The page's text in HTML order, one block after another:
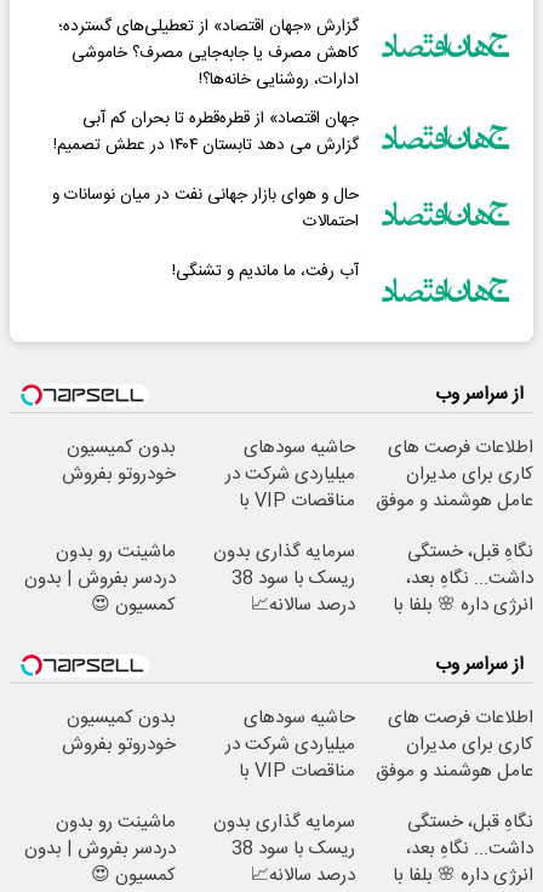
گزارش «جهان اقتصاد» از تعطیلی‌های گسترده؛
کاهش مصرف یا جابه‌جایی مصرف؟ خاموشی
ادارات، روشنایی خانه‌ها؟!
جهان اقتصاد» از قطره‌قطره تا بحران کم آبی
گزارش می دهد تابستان ۱۴۰۴ در عطش تصمیم!
حال و هوای بازار جهانی نفت در میان نوسانات و
احتمالات
آب رفت، ما ماندیم و تشنگی!
از سراسر وب
اطلاعات فرصت های
کاری برای مدیران
عامل هوشمند و موفق
حاشیه سودهای
میلیاردی شرکت در
مناقصات VIP با
بدون کمیسیون
خودروتو بفروش
نگاهِ قبل، خستگی
داشت... نگاهِ بعد،
انرژی داره 🌸 بلفا با
سرمایه گذاری بدون
ریسک با سود 38
درصد سالانه📈
ماشینت رو بدون
دردسر بفروش | بدون
کمسیون 😍
از سراسر وب
اطلاعات فرصت های
کاری برای مدیران
عامل هوشمند و موفق
حاشیه سودهای
میلیاردی شرکت در
مناقصات VIP با
بدون کمیسیون
خودروتو بفروش
نگاهِ قبل، خستگی
داشت... نگاهِ بعد،
انرژی داره 🌸 بلفا با
سرمایه گذاری بدون
ریسک با سود 38
درصد سالانه📈
ماشینت رو بدون
دردسر بفروش | بدون
کمسیون 😍